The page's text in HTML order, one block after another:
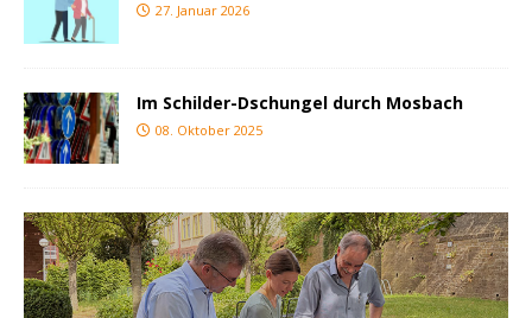
27. Januar 2026
Im Schilder-Dschungel durch Mosbach
08. Oktober 2025